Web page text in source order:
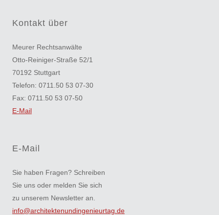
Kontakt über
Meurer Rechtsanwälte
Otto-Reiniger-Straße 52/1
70192 Stuttgart
Telefon: 0711.50 53 07-30
Fax: 0711.50 53 07-50
E-Mail
E-Mail
Sie haben Fragen? Schreiben
Sie uns oder melden Sie sich
zu unserem Newsletter an.
info@architektenundingenieurtag.de